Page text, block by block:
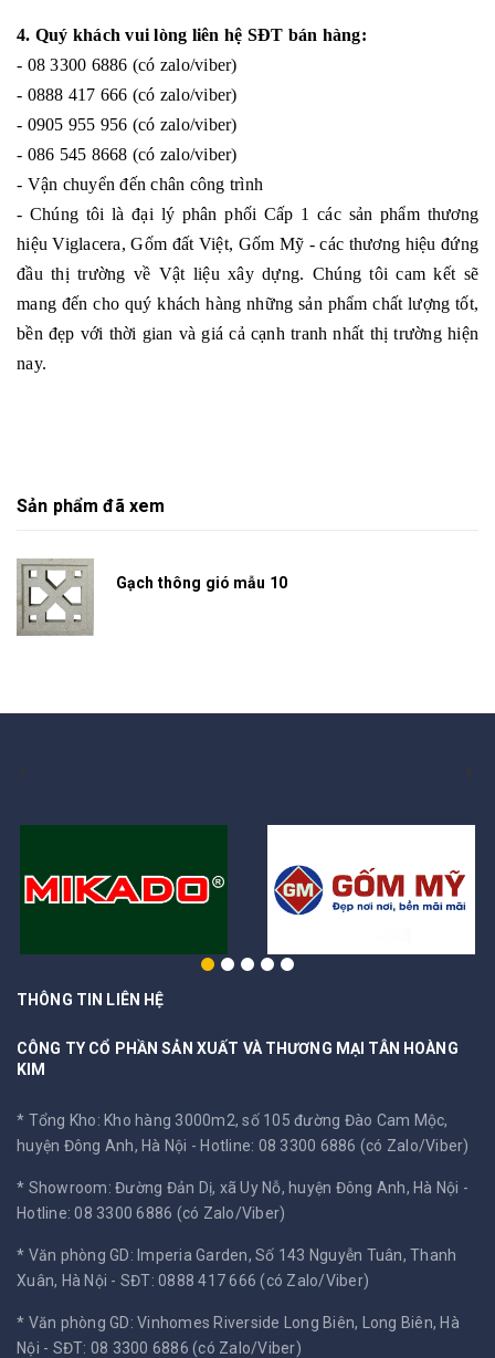
4. Quý khách vui lòng liên hệ SĐT bán hàng:
- 08 3300 6886 (có zalo/viber)
- 0888 417 666 (có zalo/viber)
- 0905 955 956 (có zalo/viber)
- 086 545 8668 (có zalo/viber)
- Vận chuyển đến chân công trình
- Chúng tôi là đại lý phân phối Cấp 1 các sản phẩm thương
hiệu Viglacera, Gốm đất Việt, Gốm Mỹ - các thương hiệu đứng
đầu thị trường về Vật liệu xây dựng. Chúng tôi cam kết sẽ
mang đến cho quý khách hàng những sản phẩm chất lượng tốt,
bền đẹp với thời gian và giá cả cạnh tranh nhất thị trường hiện
nay.
Sản phẩm đã xem
Gạch thông gió mẫu 10
THÔNG TIN LIÊN HỆ
CÔNG TY CỔ PHẦN SẢN XUẤT VÀ THƯƠNG MẠI TÂN HOÀNG
KIM
* Tổng Kho: Kho hàng 3000m2, số 105 đường Đào Cam Mộc,
huyện Đông Anh, Hà Nội -Hotline: 08 3300 6886 (có Zalo/Viber)
* Showroom: Đường Đản Dị, xã Uy Nỗ, huyện Đông Anh, Hà Nội -
Hotline: 08 3300 6886 (có Zalo/Viber)
* Văn phòng GD: Imperia Garden, Số 143 Nguyễn Tuân, Thanh
Xuân, Hà Nội - SĐT: 0888 417 666 (có Zalo/Viber)
* Văn phòng GD: Vinhomes Riverside Long Biên, Long Biên, Hà
Nội - SĐT: 08 3300 6886 (có Zalo/Viber)